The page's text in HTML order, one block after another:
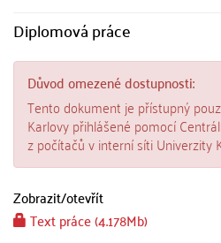
Diplomová práce
Důvod omezené dostupnosti:
Tento dokument je přístupný
Karlovy přihlášené pomocí
z počítačů v interní síti Univerzity
Zobrazit/otevřít
Text práce (4.178Mb)